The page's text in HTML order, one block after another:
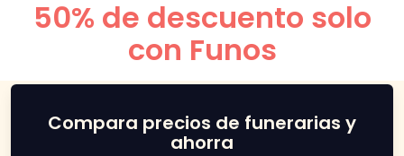
50% de descuento solo
con Funos
Compara precios de funerarias y
ahorra